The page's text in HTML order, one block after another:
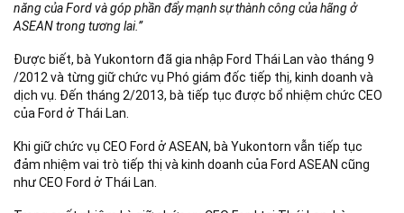
năng của Ford và góp phần đẩy mạnh sự thành công của hãng ở
ASEAN trong tương lai.”
Được biết, bà Yukontorn đã gia nhập Ford Thái Lan vào tháng 9
/2012 và từng giữ chức vụ Phó giám đốc tiếp thị, kinh doanh và
dịch vụ. Đến tháng 2/2013, bà tiếp tục được bổ nhiệm chức CEO
của Ford ở Thái Lan.
Khi giữ chức vụ CEO Ford ở ASEAN, bà Yukontorn vẫn tiếp tục
đảm nhiệm vai trò tiếp thị và kinh doanh của Ford ASEAN cũng
như CEO Ford ở Thái Lan.